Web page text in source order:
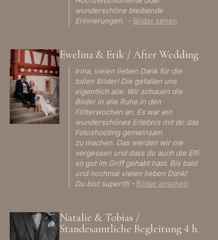
wunderschöne bleibende
Erinnerungen. - Bilder sehen
Ewelina & Erik / After Wedding
Irina, vielen lieben Dank für die
tollen Bilder! Die gefallen uns
eigentlich alle. Wir schauen die
Bilder in alle Ruhe in den
Flitterwochen an. Es war ein
wunderschönes Erlebnis mit dir das
Fotoshooting gemeinsam
zu machen. Das werden wir nie
vergessen und dass du auch die Elfi
so gut im Griff gehabt hast. Bis bald
und nochmal vielen lieben Dank!
Du bist super!!!! - Bilder ansehen
Natalie & Tobias /
Standesamtliche Begleitung 4 h